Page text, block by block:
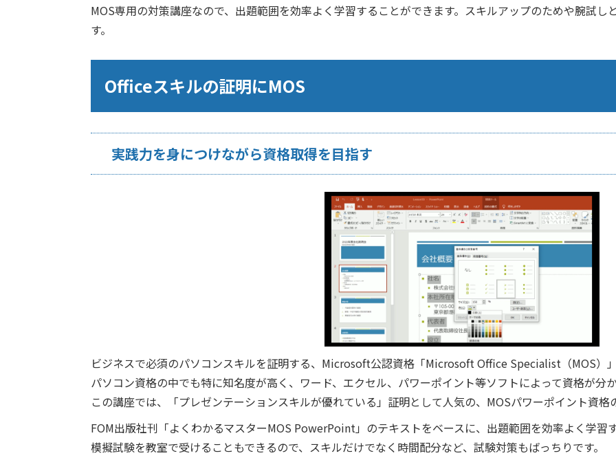
MOS専用の対策講座なので、出題範囲を効率よく学習することができます。スキルアップのためや腕試し
す。
Officeスキルの証明にMOS
実践力を身につけながら資格取得を目指す
ビジネスで必須のパソコンスキルを証明する、Microsoft公認資格「Microsoft Office Specialist（MOS）」
パソコン資格の中でも特に知名度が高く、ワード、エクセル、パワーポイント等ソフトによって資格が分か
この講座では、「プレゼンテーションスキルが優れている」証明として人気の、MOSパワーポイント資格
FOM出版社刊「よくわかるマスターMOS PowerPoint」のテキストをベースに、出題範囲を効率よく学習
模擬試験を教室で受けることもできるので、スキルだけでなく時間配分など、試験対策もばっちりです。